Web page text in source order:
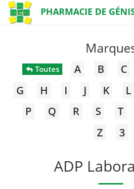
PHARMACIE DE
Toutes A B C
G
H I J K L
P
Q R S T
Z
3
ADP